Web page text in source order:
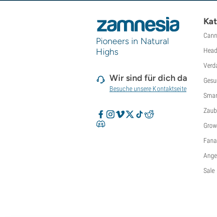
Super Sativa Seed Club
Sweet Seeds
TICAL
T.H. Seeds
Vision Seeds
VIP Seeds
Saatgutbanken
Pioneers in Natural
Highs
Wir sind für dich da
Besuche unsere Kontaktseite
Sale